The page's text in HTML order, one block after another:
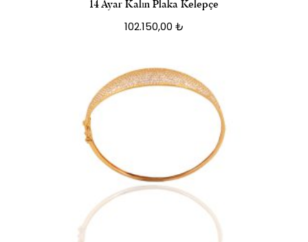
14 Ayar Kalın Plaka Kelepçe
102.150,00 ₺